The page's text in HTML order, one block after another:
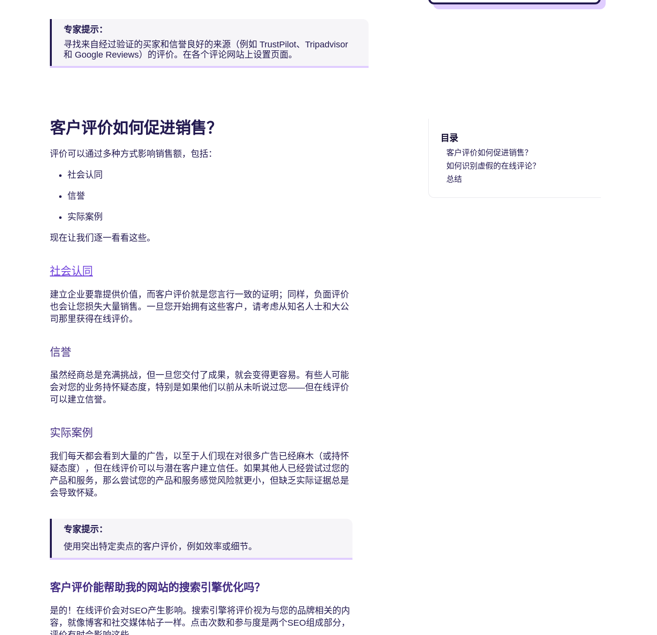
专家提示：
寻找来自经过验证的买家和信誉良好的来源（例如 TrustPilot、Tripadvisor
和 Google Reviews）的评价。在各个评论网站上设置页面。
客户评价如何促进销售？
评价可以通过多种方式影响销售额，包括：
社会认同
信誉
实际案例
现在让我们逐一看看这些。
社会认同
建立企业要靠提供价值，而客户评价就是您言行一致的证明；同样，负面评价
也会让您损失大量销售。一旦您开始拥有这些客户，请考虑从知名人士和大公
司那里获得在线评价。
信誉
虽然经商总是充满挑战，但一旦您交付了成果，就会变得更容易。有些人可能
会对您的业务持怀疑态度，特别是如果他们以前从未听说过您——但在线评价
可以建立信誉。
实际案例
我们每天都会看到大量的广告，以至于人们现在对很多广告已经麻木（或持怀
疑态度），但在线评价可以与潜在客户建立信任。如果其他人已经尝试过您的
产品和服务，那么尝试您的产品和服务感觉风险就更小，但缺乏实际证据总是
会导致怀疑。
专家提示：
使用突出特定卖点的客户评价，例如效率或细节。
客户评价能帮助我的网站的搜索引擎优化吗？
是的！在线评价会对SEO产生影响。搜索引擎将评价视为与您的品牌相关的内
容，就像博客和社交媒体帖子一样。点击次数和参与度是两个SEO组成部分，
目录
客户评价如何促进销售？
如何识别虚假的在线评论？
总结